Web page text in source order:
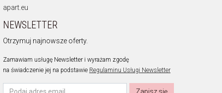
apart.eu
NEWSLETTER
Otrzymuj najnowsze oferty.
Zamawiam usługę Newsletter i wyrażam zgodę
na świadczenie jej na podstawie Regulaminu Usługi Newsletter